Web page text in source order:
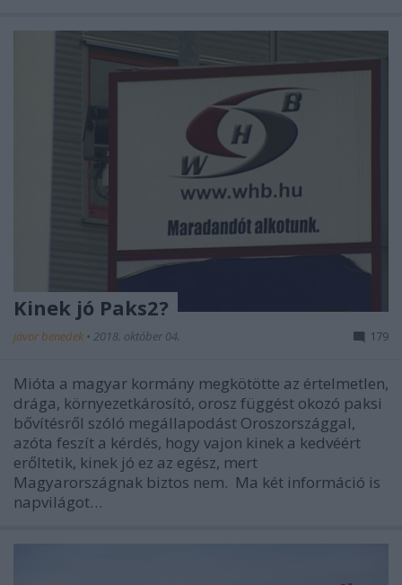
Kinek jó Paks2?
jávor benedek • 2018. október 04. 179
Mióta a magyar kormány megkötötte az értelmetlen,
drága, környezetkárosító, orosz függést okozó paksi
bővítésről szóló megállapodást Oroszországgal,
azóta feszít a kérdés, hogy vajon kinek a kedvéért
erőltetik, kinek jó ez az egész, mert
Magyarországnak biztos nem. Ma két információ is
napvilágot…